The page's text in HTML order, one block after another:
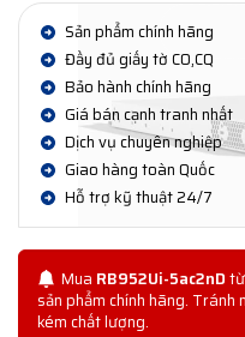
Sản phẩm chính hãng
Đầy đủ giấy tờ CO,CQ
Bảo hành chính hãng
Giá bán cạnh tranh nhất
Dịch vụ chuyên nghiệp
Giao hàng toàn Quốc
Hỗ trợ kỹ thuật 24/7
Mua RB952Ui-5ac2nDtừ
sản phẩm chính hãng.
kém chất lượng.